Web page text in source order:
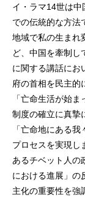
イ・ラマ14世は中
での伝統的な方法
地域で私の生まれ
ど、中国を牽制し
に関する講話にお
府の首相を民主的
「亡命生活が始
制度の確立に真摯
「亡命地にある
プロセスを実現し
あるチベット人の
における進展」の
主化の重要性を強